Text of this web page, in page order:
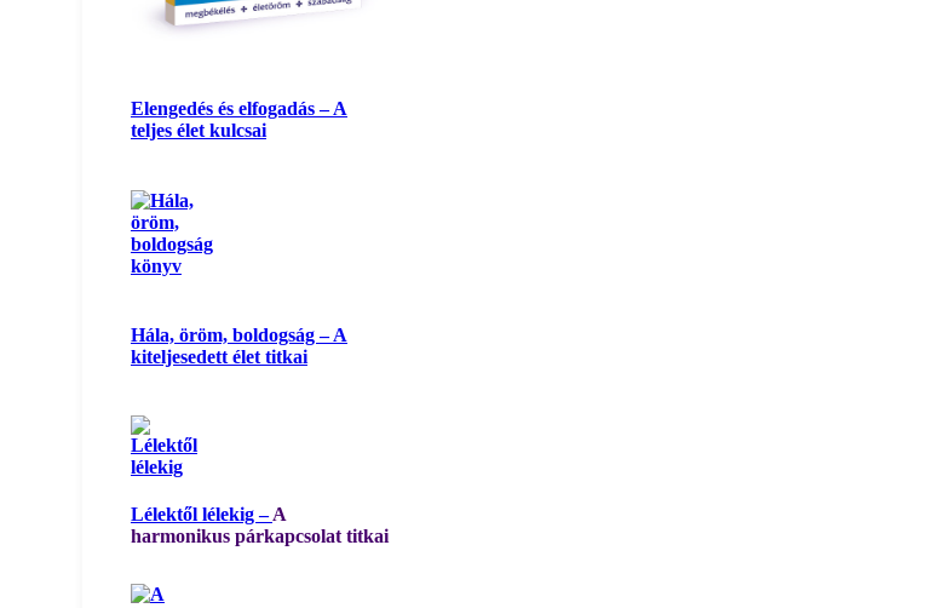
Elengedés és elfogadás – A
teljes élet kulcsai
Hála, öröm, boldogság – A
kiteljesedett élet titkai
Lélektől lélekig –A
harmonikus párkapcsolat titkai